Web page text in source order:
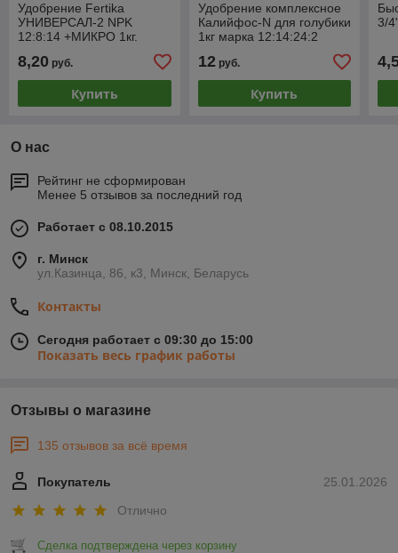
Удобрение Fertika
УНИВЕРСАЛ-2 NPK
12:8:14 +МИКРО 1кг.
8,20 руб.
Купить
Удобрение комплексное
Калийфос-N для голубики
1кг марка 12:14:24:2
12руб.
Купить
3/
О нас
Рейтинг не сформирован
Менее 5 отзывов за последний год
Работает с 08.10.2015
г. Минск
ул.Казинца, 86, к3, Минск, Беларусь
Контакты
Сегодня работает с 09:30 до 15:00
Показать весь график работы
Отзывы о магазине
135 отзывов за всё время
25.01.2026
Покупатель
Отлично
Сделка подтверждена через корзину